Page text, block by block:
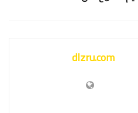
dlzru.com